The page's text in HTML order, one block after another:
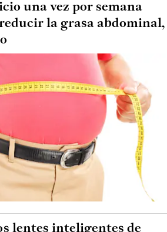
una vez por semana
la grasa abdominal,
lentes inteligentes de